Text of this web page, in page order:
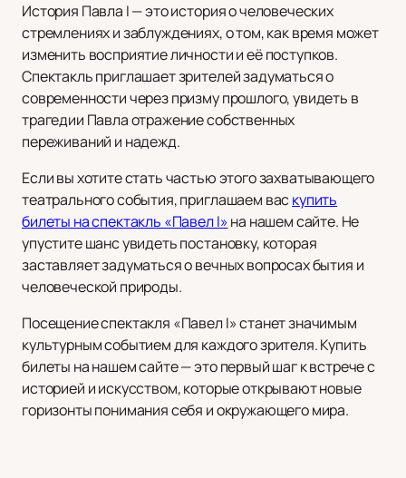
История Павла I — это история о человеческих
стремлениях и заблуждениях, о том, как время может
изменить восприятие личности и её поступков.
Спектакль приглашает зрителей задуматься о
современности через призму прошлого, увидеть в
трагедии Павла отражение собственных
переживаний и надежд.
Если вы хотите стать частью этого захватывающего
театрального события, приглашаем васкупить
билеты на спектакль «Павел I»на нашем сайте. Не
упустите шанс увидеть постановку, которая
заставляет задуматься о вечных вопросах бытия и
человеческой природы.
Посещение спектакля «Павел I» станет значимым
культурным событием для каждого зрителя. Купить
билеты на нашем сайте — это первый шаг к встрече с
историей и искусством, которые открывают новые
горизонты понимания себя и окружающего мира.